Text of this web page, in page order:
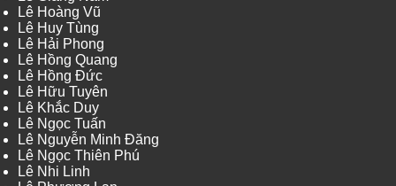
Lê Hoàng Vũ
Lê Huy Tùng
Lê Hải Phong
Lê Hồng Quang
Lê Hồng Đức
Lê Hữu Tuyên
Lê Khắc Duy
Lê Ngọc Tuấn
Lê Nguyễn Minh Đăng
Lê Ngọc Thiên Phú
Lê Nhi Linh